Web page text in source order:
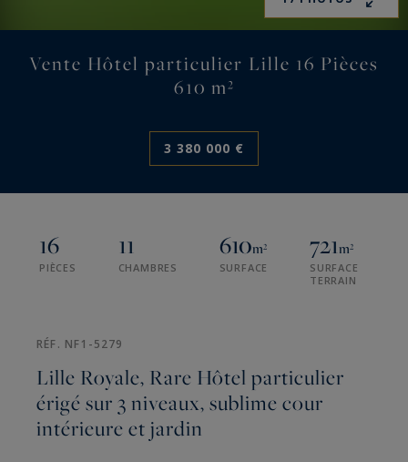
Vente Hôtel particulier Lille 16 Pièces
610 m²
3 380 000 €
16
PIÈCES
11
CHAMBRES
610m²
SURFACE
721m²
SURFACE
TERRAIN
RÉF. NF1-5279
Lille Royale, Rare Hôtel particulier
érigé sur 3 niveaux, sublime cour
intérieure et jardin